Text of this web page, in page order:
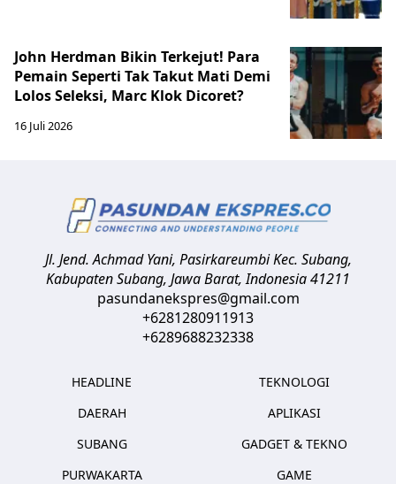
John Herdman Bikin Terkejut! Para
Pemain Seperti Tak Takut Mati Demi
Lolos Seleksi, Marc Klok Dicoret?
16 Juli 2026
Jl. Jend. Achmad Yani, Pasirkareumbi Kec. Subang,
Kabupaten Subang, Jawa Barat,Indonesia41211
pasundanekspres@gmail.com
+6281280911913
+6289688232338
HEADLINE
DAERAH
SUBANG
PURWAKARTA
TEKNOLOGI
APLIKASI
GADGET & TEKNO
GAME